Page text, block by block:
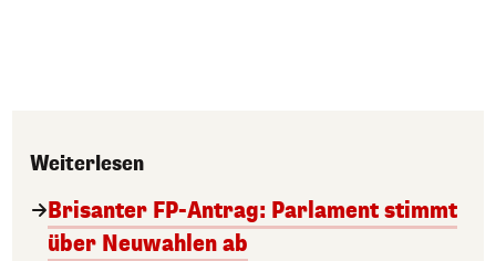
Weiterlesen
Brisanter FP-Antrag: Parlament stimmt
über Neuwahlen ab